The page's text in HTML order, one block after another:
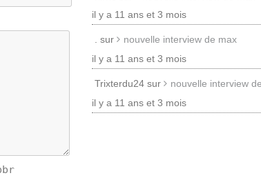
il y a 11 ans et 3 mois
. sur
nouvelle interview de max
il y a 11 ans et 3 mois
Trixterdu24 sur
nouvelle interview
il y a 11 ans et 3 mois